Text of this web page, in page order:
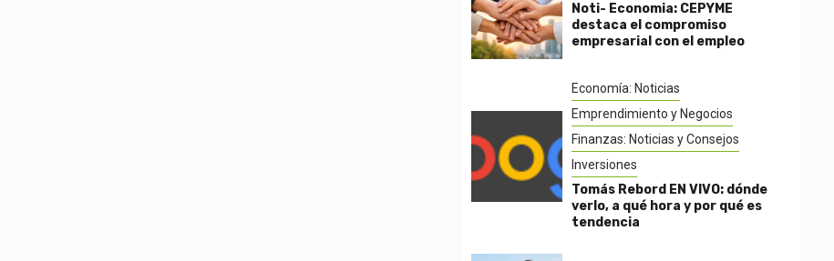
Noti- Economia: CEPYME
destaca el compromiso
empresarial con el empleo
Economía: Noticias
Emprendimiento y Negocios
Finanzas: Noticias y Consejos
Inversiones
Tomás Rebord EN VIVO: dónde
verlo, a qué hora y por qué es
tendencia